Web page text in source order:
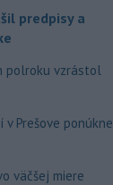
predpisy a
polroku vzrástol
Prešove ponúkne
väčšej miere